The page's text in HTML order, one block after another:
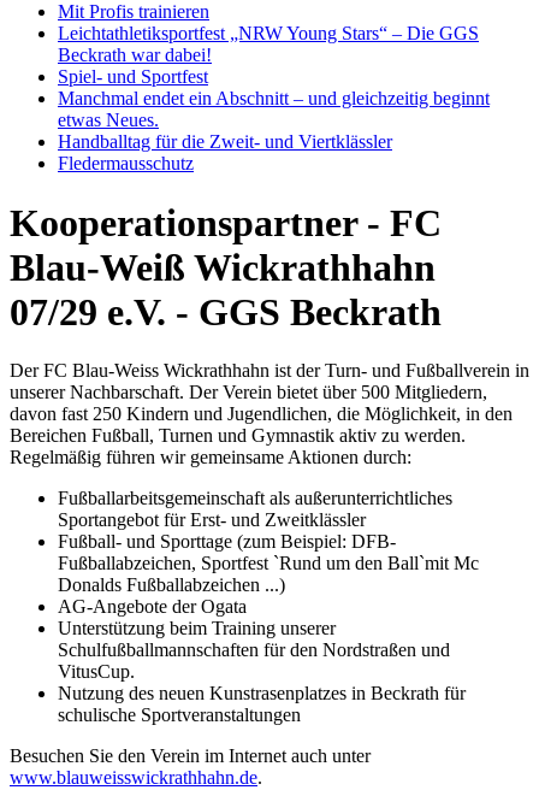
Mit Profis trainieren
Leichtathletiksportfest „NRW Young Stars“ – Die GGS
Beckrath war dabei!
Spiel- und Sportfest
Manchmal endet ein Abschnitt – und gleichzeitig beginnt
etwas Neues.
Handballtag für die Zweit- und Viertklässler
Fledermausschutz
Kooperationspartner - FC
Blau-Weiß Wickrathhahn
07/29 e.V. - GGS Beckrath
Der FC Blau-Weiss Wickrathhahn ist der Turn- und Fußballverein in
unserer Nachbarschaft. Der Verein bietet über 500 Mitgliedern,
davon fast 250 Kindern und Jugendlichen, die Möglichkeit, in den
Bereichen Fußball, Turnen und Gymnastik aktiv zu werden.
Regelmäßig führen wir gemeinsame Aktionen durch:
Fußballarbeitsgemeinschaft als außerunterrichtliches
Sportangebot für Erst- und Zweitklässler
Fußball- und Sporttage (zum Beispiel: DFB-
Fußballabzeichen, Sportfest `Rund um den Ball`mit Mc
Donalds Fußballabzeichen ...)
AG-Angebote der Ogata
Unterstützung beim Training unserer
Schulfußballmannschaften für den Nordstraßen und
VitusCup.
Nutzung des neuen Kunstrasenplatzes in Beckrath für
schulische Sportveranstaltungen
Besuchen Sie den Verein im Internet auch unter
www.blauweisswickrathhahn.de.